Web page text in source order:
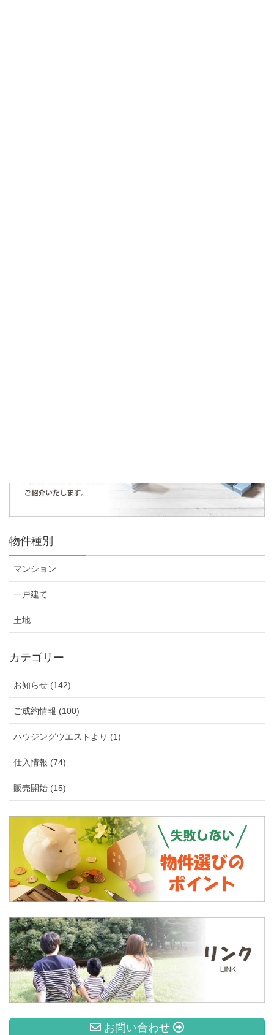
物件種別
マンション
一戸建て
土地
カテゴリー
お知らせ (142)
ご成約情報 (100)
ハウジングウエストより (1)
仕入情報 (74)
販売開始 (15)
お問い合わせ